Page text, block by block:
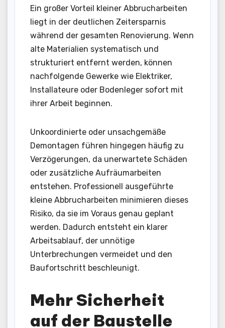
Ein großer Vorteil kleiner Abbrucharbeiten
liegt in der deutlichen Zeitersparnis
während der gesamten Renovierung. Wenn
alte Materialien systematisch und
strukturiert entfernt werden, können
nachfolgende Gewerke wie Elektriker,
Installateure oder Bodenleger sofort mit
ihrer Arbeit beginnen.
Unkoordinierte oder unsachgemäße
Demontagen führen hingegen häufig zu
Verzögerungen, da unerwartete Schäden
oder zusätzliche Aufräumarbeiten
entstehen. Professionell ausgeführte
kleine Abbrucharbeiten minimieren dieses
Risiko, da sie im Voraus genau geplant
werden. Dadurch entsteht ein klarer
Arbeitsablauf, der unnötige
Unterbrechungen vermeidet und den
Baufortschritt beschleunigt.
Mehr Sicherheit
auf der Baustelle